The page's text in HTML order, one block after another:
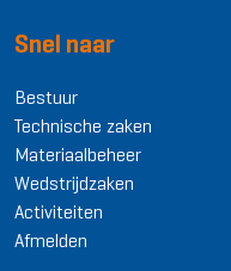
Snel naar
Bestuur
Technische zaken
Materiaalbeheer
Wedstrijdzaken
Activiteiten
Afmelden